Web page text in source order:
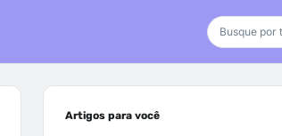
Artigos para você